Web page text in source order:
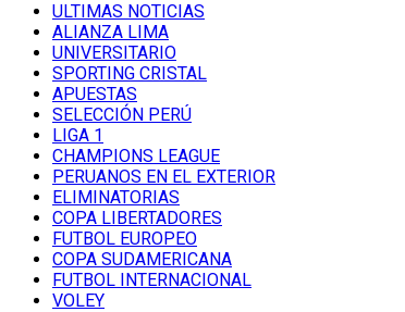
ULTIMAS NOTICIAS
ALIANZA LIMA
UNIVERSITARIO
SPORTING CRISTAL
APUESTAS
SELECCIÓN PERÚ
LIGA 1
CHAMPIONS LEAGUE
PERUANOS EN EL EXTERIOR
ELIMINATORIAS
COPA LIBERTADORES
FUTBOL EUROPEO
COPA SUDAMERICANA
FUTBOL INTERNACIONAL
VOLEY